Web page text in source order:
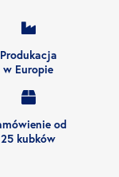
Produkacja
w Europie
od
25 kubków